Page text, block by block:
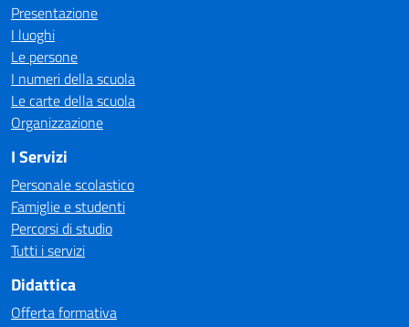
Presentazione
I luoghi
Le persone
I numeri della scuola
Le carte della scuola
Organizzazione
I Servizi
Personale scolastico
Famiglie e studenti
Percorsi di studio
Tutti i servizi
Didattica
Offerta formativa